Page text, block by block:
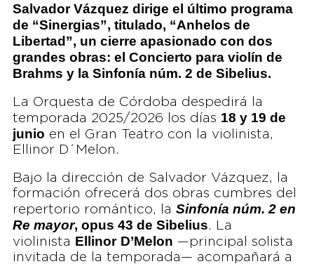
Salvador Vázquez dirige el último programa
de “Sinergias”, titulado, “Anhelos de
Libertad”, un cierre apasionado con dos
grandes obras: el Concierto para violín de
Brahms y la Sinfonía núm. 2 de Sibelius.
La Orquesta de Córdoba despedirá la
temporada 2025/2026 los días 18 y 19 de
junio en el Gran Teatro con la violinista,
Ellinor D´Melon.
Bajo la dirección de Salvador Vázquez, la
formación ofrecerá dos obras cumbres del
repertorio romántico, la Sinfonía núm. 2 en
Re mayor, opus 43 de Sibelius. La
violinista Ellinor D’Melon —principal solista
invitada de la temporada— acompañará a